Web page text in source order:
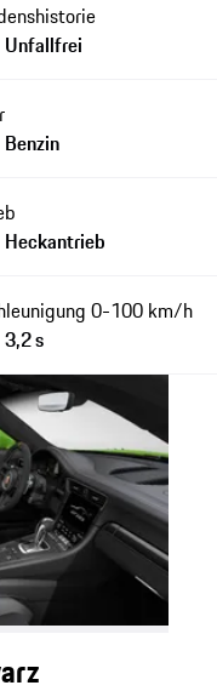
Unfallfrei
Benzin
Heckantrieb
0-100 km/h
3,2 s